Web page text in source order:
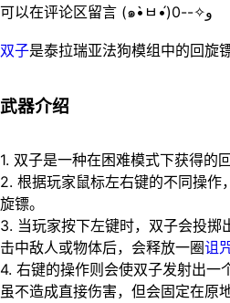
可以在评论区留言 (๑•̀ㅂ•́)و✧--0
双子是泰拉瑞亚法狗模组中的回旋
武器介绍
1. 双子是一种在困难模式下获得的
2. 根据玩家鼠标左右键的不同操作
旋镖。
3. 当玩家按下左键时，双子会投掷
击中敌人或物体后，会释放一圈诅
4. 右键的操作则会使双子发射出一
虽不造成直接伤害，但会固定在原